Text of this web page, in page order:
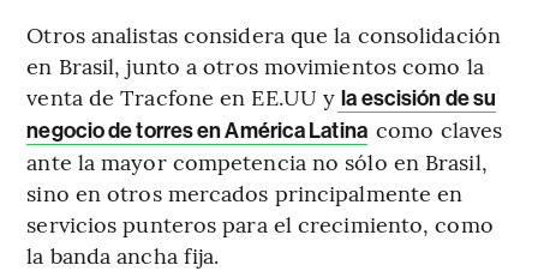
Otros analistas considera que la consolidación
en Brasil, junto a otros movimientos como la
venta de Tracfone en EE.UU y la escisión de su
negocio de torres en América Latina como claves
ante la mayor competencia no sólo en Brasil,
sino en otros mercados principalmente en
servicios punteros para el crecimiento, como
la banda ancha fija.